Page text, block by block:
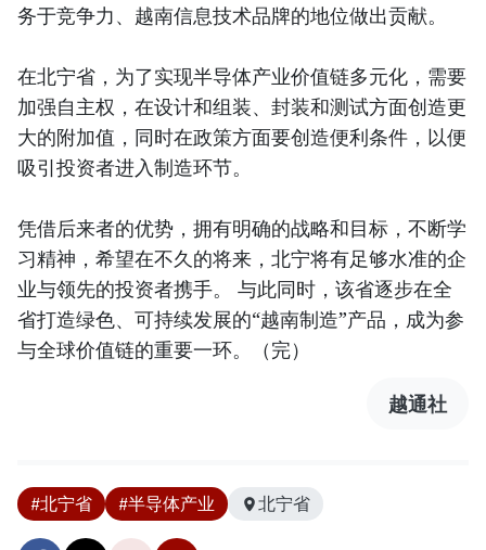
务于竞争力、越南信息技术品牌的地位做出贡献。
在北宁省，为了实现半导体产业价值链多元化，需要
加强自主权，在设计和组装、封装和测试方面创造更
大的附加值，同时在政策方面要创造便利条件，以便
吸引投资者进入制造环节。
凭借后来者的优势，拥有明确的战略和目标，不断学
习精神，希望在不久的将来，北宁将有足够水准的企
业与领先的投资者携手。 与此同时，该省逐步在全
省打造绿色、可持续发展的“越南制造”产品，成为参
与全球价值链的重要一环。（完）
越通社
#北宁省 #半导体产业 北宁省